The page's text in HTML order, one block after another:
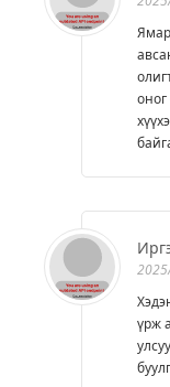
оног
үрж